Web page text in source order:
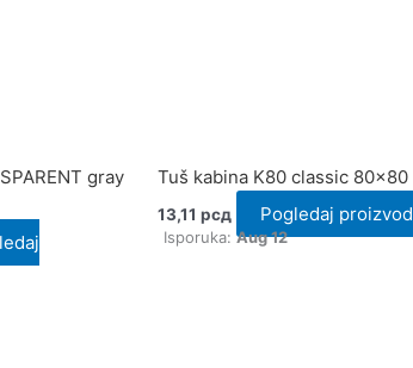
gray Tuš kabina K80 classic 80×80
13,11 рсд Pogledaj proizvod
Isporuka: Aug 12